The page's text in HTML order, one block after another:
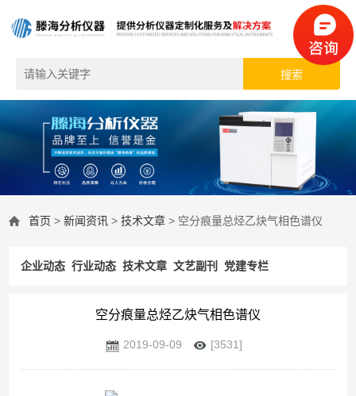
首页 >新闻资讯 >技术文章 > 空分痕量总烃乙炔气相色谱仪
企业动态 行业动态 技术文章 文艺副刊 党建专栏
空分痕量总烃乙炔气相色谱仪
2019-09-09 [3531]